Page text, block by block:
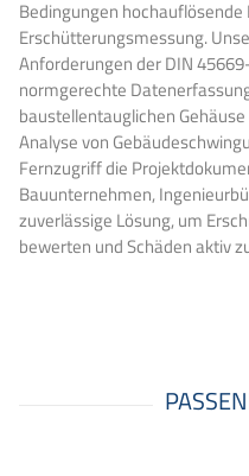
Bedingungen
Erschütterungsmessung.
Anforderungen der DIN
normgerechte
baustellentauglichen
Analyse von
Fernzugriff die
Bauunternehmen,
zuverlässige Lösung, um
bewerten und Schäden aktiv